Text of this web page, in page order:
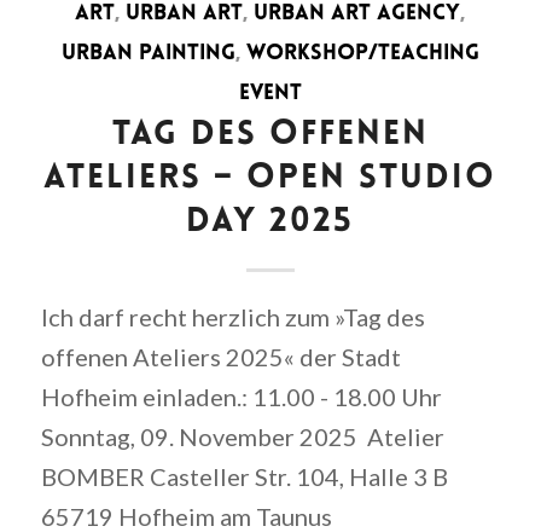
ART, URBAN ART, URBAN ART AGENCY,
URBAN PAINTING, WORKSHOP/TEACHING
EVENT
TAG DES OFFENEN
ATELIERS – OPEN STUDIO
DAY 2025
Ich darf recht herzlich zum »Tag des
offenen Ateliers 2025« der Stadt
Hofheim einladen.: 11.00 - 18.00 Uhr
Sonntag, 09. November 2025 Atelier
BOMBER Casteller Str. 104, Halle 3 B
65719 Hofheim am Taunus